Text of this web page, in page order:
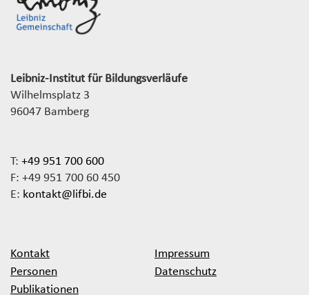
Leibniz-Institut für Bildungsverläufe
Wilhelmsplatz 3
96047 Bamberg
T: +49 951 700 600
F: +49 951 700 60 450
E: kontakt@lifbi.de
Kontakt
Personen
Publikationen
Impressum
Datenschutz